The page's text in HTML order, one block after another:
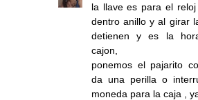
la llave es para el reloj
dentro anillo y al girar
detienen y es la
cajon,
ponemos el pajarito
da una perilla o
moneda para la caja ,